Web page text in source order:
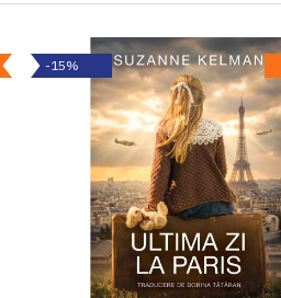
-15%